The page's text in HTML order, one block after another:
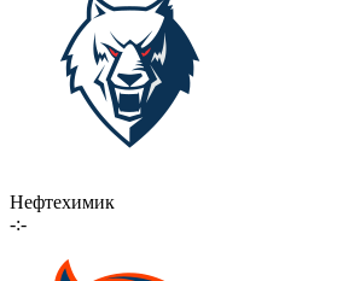
Нефтехимик
-:-